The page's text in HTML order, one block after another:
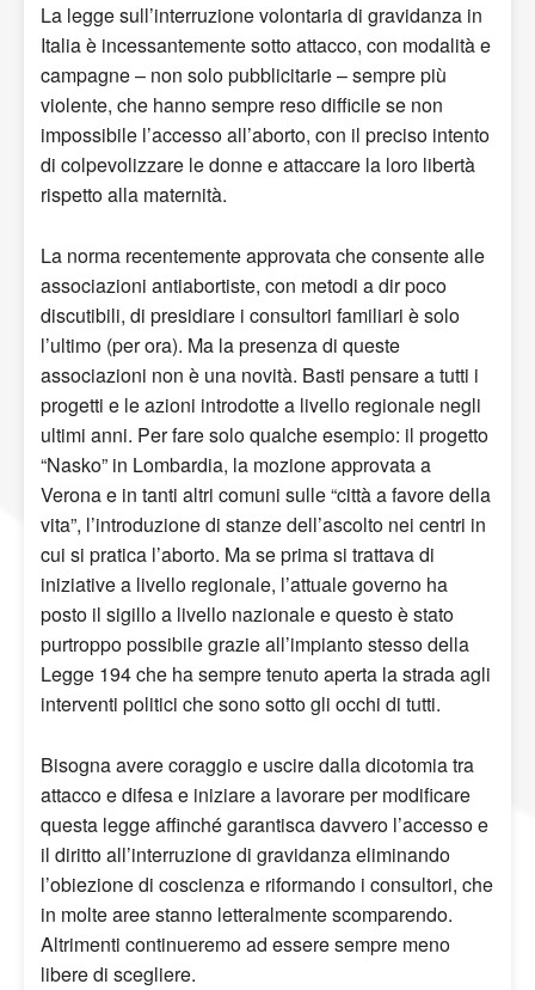
La legge sull’interruzione volontaria di gravidanza in
Italia è incessantemente sotto attacco, con modalità e
campagne – non solo pubblicitarie – sempre più
violente, che hanno sempre reso difficile se non
impossibile l’accesso all’aborto, con il preciso intento
di colpevolizzare le donne e attaccare la loro libertà
rispetto alla maternità.
La norma recentemente approvata che consente alle
associazioni antiabortiste, con metodi a dir poco
discutibili, di presidiare i consultori familiari è solo
l’ultimo (per ora). Ma la presenza di queste
associazioni non è una novità. Basti pensare a tutti i
progetti e le azioni introdotte a livello regionale negli
ultimi anni. Per fare solo qualche esempio: il progetto
“Nasko” in Lombardia, la mozione approvata a
Verona e in tanti altri comuni sulle “città a favore della
vita”, l’introduzione di stanze dell’ascolto nei centri in
cui si pratica l’aborto. Ma se prima si trattava di
iniziative a livello regionale, l’attuale governo ha
posto il sigillo a livello nazionale e questo è stato
purtroppo possibile grazie all’impianto stesso della
Legge 194 che ha sempre tenuto aperta la strada agli
interventi politici che sono sotto gli occhi di tutti.
Bisogna avere coraggio e uscire dalla dicotomia tra
attacco e difesa e iniziare a lavorare per modificare
questa legge affinché garantisca davvero l’accesso e
il diritto all’interruzione di gravidanza eliminando
l’obiezione di coscienza e riformando i consultori, che
in molte aree stanno letteralmente scomparendo.
Altrimenti continueremo ad essere sempre meno
libere di scegliere.